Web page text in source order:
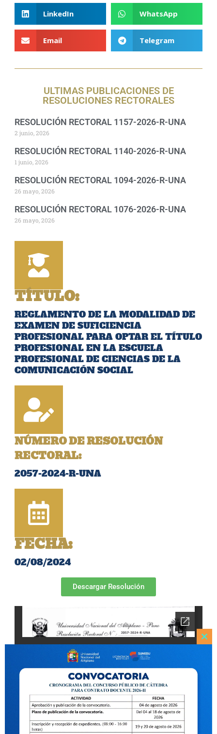
LinkedIn WhatsApp
Email Telegram
ULTIMAS PUBLICACIONES DE
RESOLUCIONES RECTORALES
RESOLUCIÓN RECTORAL 1157-2026-R-UNA
2 junio, 2026
RESOLUCIÓN RECTORAL 1140-2026-R-UNA
1 junio, 2026
RESOLUCIÓN RECTORAL 1094-2026-R-UNA
26 mayo, 2026
RESOLUCIÓN RECTORAL 1076-2026-R-UNA
26 mayo, 2026
TÍTULO:
REGLAMENTO DE LA MODALIDAD DE
EXAMEN DE SUFICIENCIA
PROFESIONAL PARA OPTAR EL TÍTULO
PROFESIONAL EN LA ESCUELA
PROFESIONAL DE CIENCIAS DE LA
COMUNICACIÓN SOCIAL
NÚMERO DE RESOLUCIÓN
RECTORAL:
2057-2024-R-UNA
FECHA:
02/08/2024
Descargar Resolución